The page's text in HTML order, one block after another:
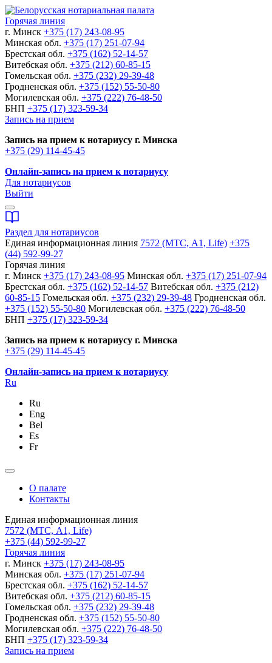
Горячая линия
г. Минск +375 (17) 243-08-95
Минская обл. +375 (17) 251-07-94
Брестская обл. +375 (162) 52-14-57
Витебская обл. +375 (212) 60-85-15
Гомельская обл. +375 (232) 29-39-48
Гродненская обл. +375 (152) 55-50-80
Могилевская обл. +375 (222) 76-48-50
БНП +375 (17) 323-59-34
Запись на прием
Запись на прием к нотариусу г. Минска
+375 (29) 114-45-45
Онлайн-запись на прием к нотариусу
Для нотариусов
Выйти
Раздел для нотариусов
Единая информационная линия 7572 (МТС, A1, Life) +375
(44) 592-99-27
Горячая линия
г. Минск +375 (17) 243-08-95 Минская обл. +375 (17) 251-07-94
Брестская обл. +375 (162) 52-14-57 Витебская обл. +375 (212)
60-85-15 Гомельская обл. +375 (232) 29-39-48 Гродненская обл.
+375 (152) 55-50-80 Могилевская обл. +375 (222) 76-48-50
БНП +375 (17) 323-59-34
Запись на прием к нотариусу г. Минска
+375 (29) 114-45-45
Онлайн-запись на прием к нотариусу
Ru
Ru
Eng
Bel
Es
Fr
О палате
Контакты
Единая информационная линия
7572 (МТС, A1, Life)
+375 (44) 592-99-27
Горячая линия
г. Минск +375 (17) 243-08-95
Минская обл. +375 (17) 251-07-94
Брестская обл. +375 (162) 52-14-57
Витебская обл. +375 (212) 60-85-15
Гомельская обл. +375 (232) 29-39-48
Гродненская обл. +375 (152) 55-50-80
Могилевская обл. +375 (222) 76-48-50
БНП +375 (17) 323-59-34
Запись на прием